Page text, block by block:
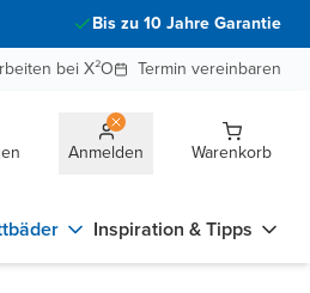
Bis zu 10 Jahre Garantie
bei X²O Termin vereinbaren
Anmelden Warenkorb
Inspiration & Tipps